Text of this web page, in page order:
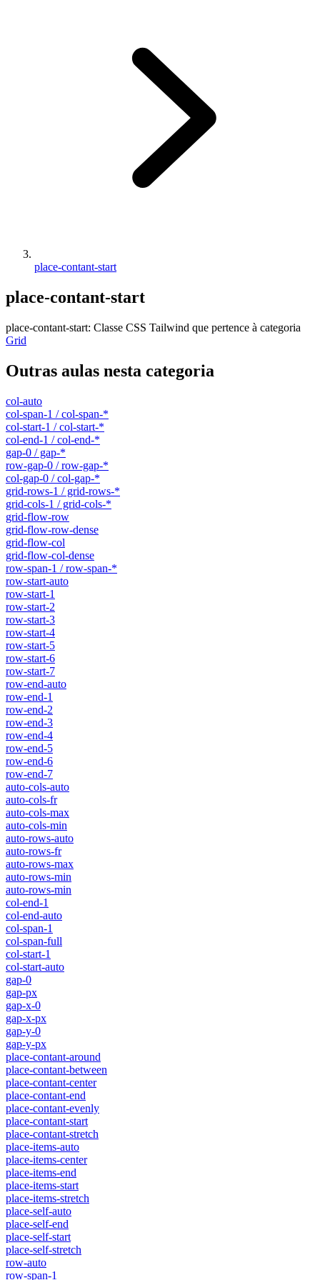
place-contant-start
place-contant-start
place-contant-start: Classe CSS Tailwind que pertence à categoria
Grid
Outras aulas nesta categoria
col-auto
col-span-1 / col-span-*
col-start-1 / col-start-*
col-end-1 / col-end-*
gap-0 / gap-*
row-gap-0 / row-gap-*
col-gap-0 / col-gap-*
grid-rows-1 / grid-rows-*
grid-cols-1 / grid-cols-*
grid-flow-row
grid-flow-row-dense
grid-flow-col
grid-flow-col-dense
row-span-1 / row-span-*
row-start-auto
row-start-1
row-start-2
row-start-3
row-start-4
row-start-5
row-start-6
row-start-7
row-end-auto
row-end-1
row-end-2
row-end-3
row-end-4
row-end-5
row-end-6
row-end-7
auto-cols-auto
auto-cols-fr
auto-cols-max
auto-cols-min
auto-rows-auto
auto-rows-fr
auto-rows-max
auto-rows-min
auto-rows-min
col-end-1
col-end-auto
col-span-1
col-span-full
col-start-1
col-start-auto
gap-0
gap-px
gap-x-0
gap-x-px
gap-y-0
gap-y-px
place-contant-around
place-contant-between
place-contant-center
place-contant-end
place-contant-evenly
place-contant-start
place-contant-stretch
place-items-auto
place-items-center
place-items-end
place-items-start
place-items-stretch
place-self-auto
place-self-end
place-self-start
place-self-stretch
row-auto
row-span-1